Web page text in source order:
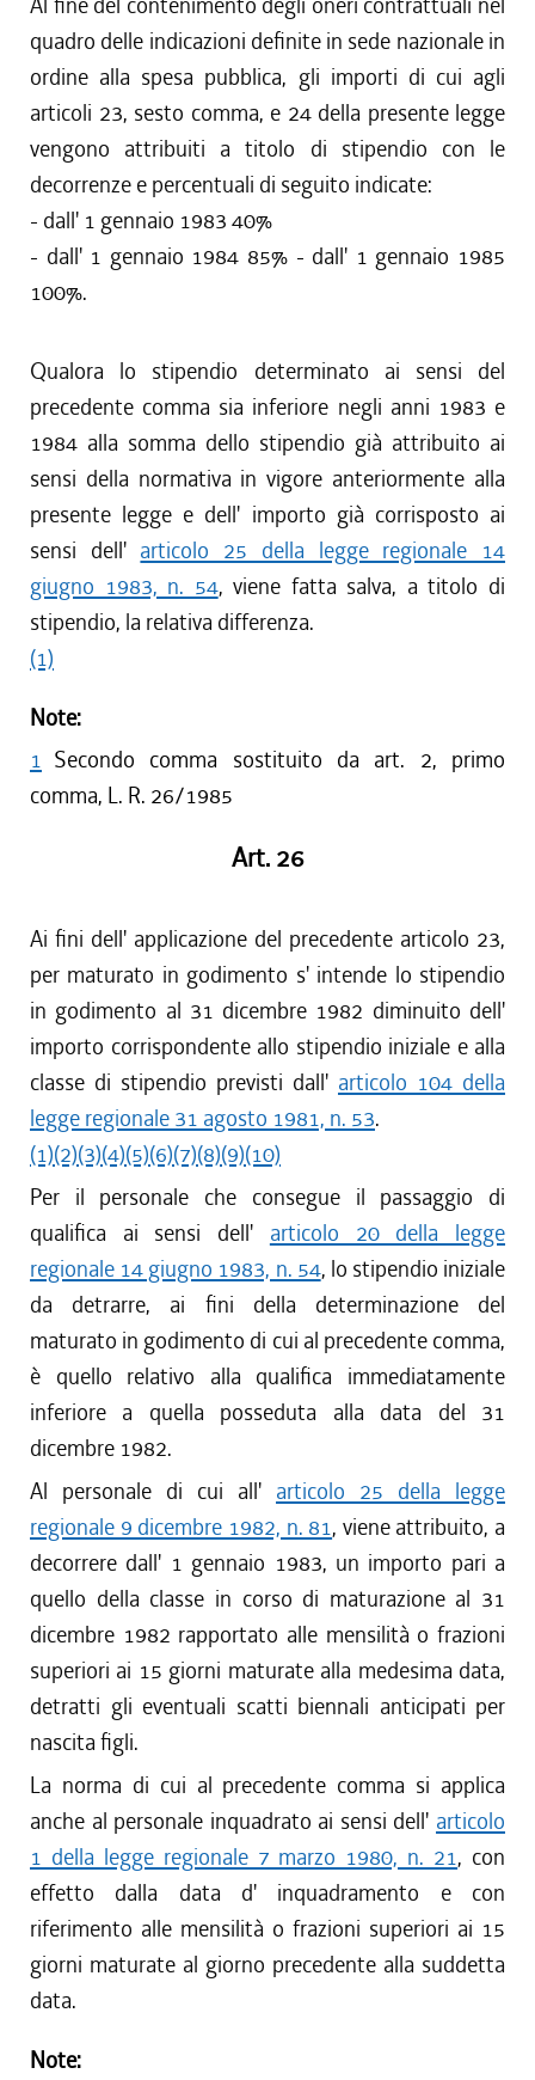
quadro delle indicazioni definite in sede nazionale in
ordine alla spesa pubblica, gli importi di cui agli
articoli 23, sesto comma, e 24 della presente legge
vengono attribuiti a titolo di stipendio con le
decorrenze e percentuali di seguito indicate:
- dall' 1 gennaio 1983 40%
- dall' 1 gennaio 1984 85% - dall' 1 gennaio 1985
100%.
Qualora lo stipendio determinato ai sensi del
precedente comma sia inferiore negli anni 1983 e
1984 alla somma dello stipendio già attribuito ai
sensi della normativa in vigore anteriormente alla
presente legge e dell' importo già corrisposto ai
sensi dell' articolo 25 della legge regionale 14
giugno 1983, n. 54, viene fatta salva, a titolo di
stipendio, la relativa differenza.
(1)
Note:
1 Secondo comma sostituito da art. 2, primo
comma, L. R. 26/1985
Art. 26
Ai fini dell' applicazione del precedente articolo 23,
per maturato in godimento s' intende lo stipendio
in godimento al 31 dicembre 1982 diminuito dell'
importo corrispondente allo stipendio iniziale e alla
classe di stipendio previsti dall' articolo 104 della
legge regionale 31 agosto 1981, n. 53.
(1)(2)(3)(4)(5)(6)(7)(8)(9)(10)
Per il personale che consegue il passaggio di
qualifica ai sensi dell' articolo 20 della legge
regionale 14 giugno 1983, n. 54, lo stipendio iniziale
da detrarre, ai fini della determinazione del
maturato in godimento di cui al precedente comma,
è quello relativo alla qualifica immediatamente
inferiore a quella posseduta alla data del 31
dicembre 1982.
Al personale di cui all' articolo 25 della legge
regionale 9 dicembre 1982, n. 81, viene attribuito, a
decorrere dall' 1 gennaio 1983, un importo pari a
quello della classe in corso di maturazione al 31
dicembre 1982 rapportato alle mensilità o frazioni
superiori ai 15 giorni maturate alla medesima data,
detratti gli eventuali scatti biennali anticipati per
nascita figli.
La norma di cui al precedente comma si applica
anche al personale inquadrato ai sensi dell' articolo
1 della legge regionale 7 marzo 1980, n. 21, con
effetto dalla data d' inquadramento e con
riferimento alle mensilità o frazioni superiori ai 15
giorni maturate al giorno precedente alla suddetta
data.
Note: